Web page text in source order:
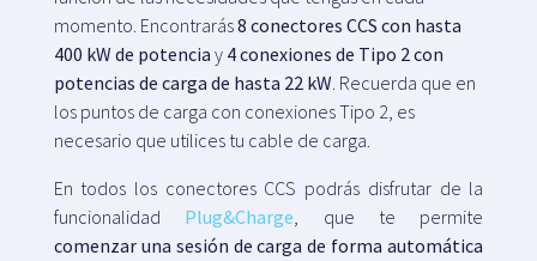
momento. Encontrarás8 conectores CCS con hasta
400 kW de potencia y 4 conexiones de Tipo 2 con
potencias de carga de hasta 22 kW. Recuerda que en
los puntos de carga con conexiones Tipo 2, es
necesario que utilices tu cable de carga.
En todos los conectores CCS podrás disfrutar de la
funcionalidad Plug&Charge, que te permite
comenzar una sesión de carga de forma automática